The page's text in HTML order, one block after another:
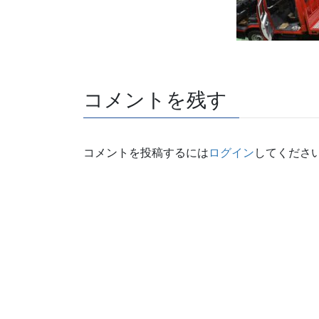
コメントを残す
コメントを投稿するには ログイン してくださ